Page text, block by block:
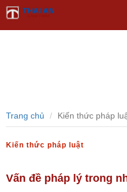
Trang chủ Kiến thức pháp
Kiến thức pháp luật
Vấn đề pháp lý trong